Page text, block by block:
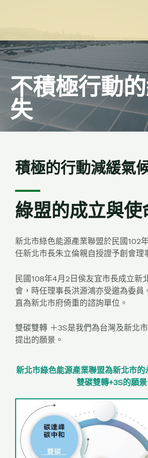
不積極行動
失
積極的行動減緩氣
綠盟的成立與使
新北市綠色能源產業聯盟於民國102
任新北市長朱立倫親自授證予創會理
民國108年4月2日侯友宜市長成立新
會，時任理事長洪源鴻亦受邀為委員
直為新北市府倚重的諮詢單位。
雙碳雙轉 ＋3S是我們為台灣及新北
提出的願景。
新北市綠色能源產業聯盟為新北市的
雙碳雙轉+3S的願